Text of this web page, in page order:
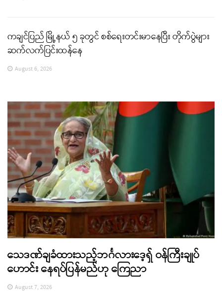
ကချင်ပြည် မြို့နယ် ၅ ခုတွင် စစ်ရေးတင်းမာနေပြီး တိုက်ပွဲများ
ဆက်လက်ပြင်းထန်နေ
August 6, 2026
သေဒဏ်ချခံထားသည့်ဘင်္ဂလားဒေ့ရှ် ဝန်ကြီးချုပ်
ဟောင်း နေရပ်ပြန်မည်ဟု ကြေညာ
August 7, 2026